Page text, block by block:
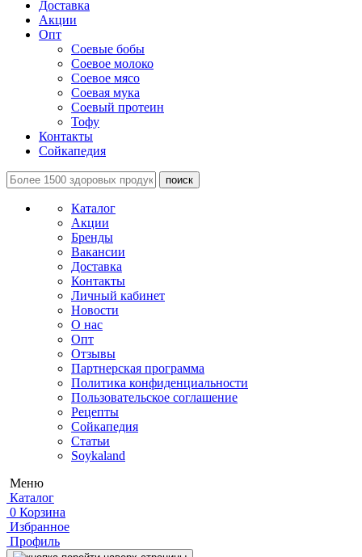
Доставка
Акции
Опт
Соевые бобы
Соевое молоко
Соевое мясо
Соевая мука
Соевый протеин
Тофу
Контакты
Сойкапедия
поиск
Каталог
Акции
Бренды
Вакансии
Доставка
Контакты
Личный кабинет
Новости
О нас
Опт
Отзывы
Партнерская программа
Политика конфиденциальности
Пользовательское соглашение
Рецепты
Сойкапедия
Статьи
Soykaland
Меню
Каталог
0 Корзина
Избранное
Профиль